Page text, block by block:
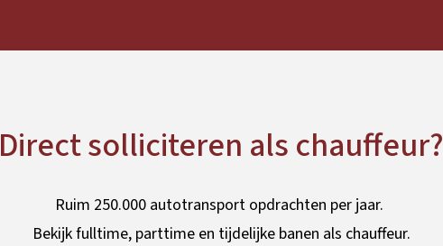
Direct solliciteren als chauffeur?
Ruim 250.000 autotransport opdrachten per jaar.
Bekijk fulltime, parttime en tijdelijke banen als chauffeur.